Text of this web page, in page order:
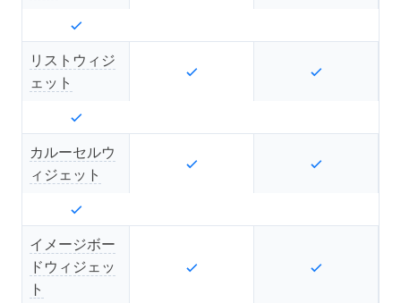
リストウィジ
ェット
カルーセルウ
ィジェット
イメージボー
ドウィジェッ
ト